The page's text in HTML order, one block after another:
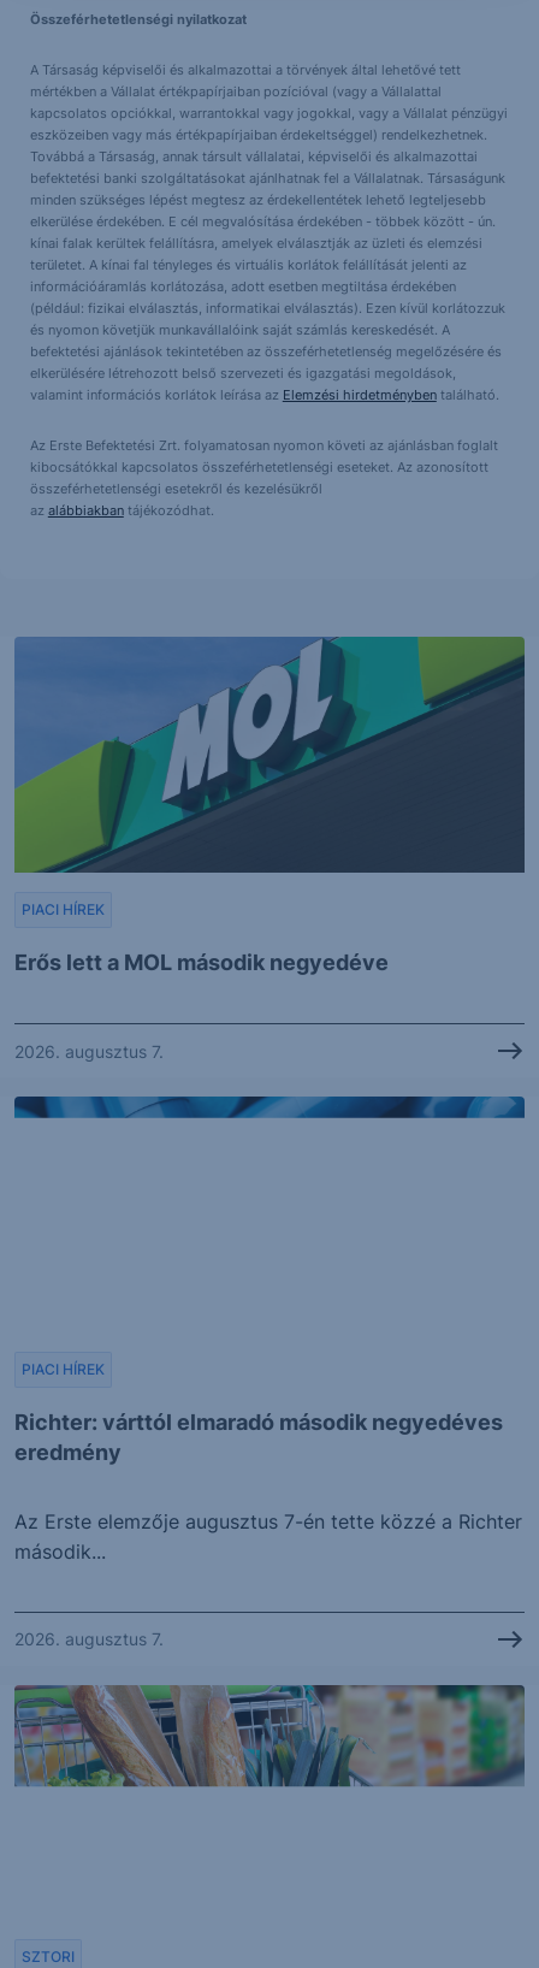
Összeférhetetlenségi nyilatkozat
A Társaság képviselői és alkalmazottai a törvények által lehetővé tett
mértékben a Vállalat értékpapírjaiban pozícióval (vagy a Vállalattal
kapcsolatos opciókkal, warrantokkal vagy jogokkal, vagy a Vállalat pénzügyi
eszközeiben vagy más értékpapírjaiban érdekeltséggel) rendelkezhetnek.
Továbbá a Társaság, annak társult vállalatai, képviselői és alkalmazottai
befektetési banki szolgáltatásokat ajánlhatnak fel a Vállalatnak. Társaságunk
minden szükséges lépést megtesz az érdekellentétek lehető legteljesebb
elkerülése érdekében. E cél megvalósítása érdekében - többek között - ún.
kínai falak kerültek felállításra, amelyek elválasztják az üzleti és elemzési
területet. A kínai fal tényleges és virtuális korlátok felállítását jelenti az
információáramlás korlátozása, adott esetben megtiltása érdekében
(például: fizikai elválasztás, informatikai elválasztás). Ezen kívül korlátozzuk
és nyomon követjük munkavállalóink saját számlás kereskedését. A
befektetési ajánlások tekintetében az összeférhetetlenség megelőzésére és
elkerülésére létrehozott belső szervezeti és igazgatási megoldások,
valamint információs korlátok leírása az Elemzési hirdetménybentalálható.
Az Erste Befektetési Zrt. folyamatosan nyomon követi az ajánlásban foglalt
kibocsátókkal kapcsolatos összeférhetetlenségi eseteket. Az azonosított
összeférhetetlenségi esetekről és kezelésükről
az alábbiakbantájékozódhat.
Erős lett a MOL második negyedéve
PIACI HÍREK
2026. augusztus 7.
Richter: várttól elmaradó második negyedéves
eredmény
PIACI HÍREK
Az Erste elemzője augusztus 7-én tette közzé a Richter
második...
2026. augusztus 7.
SZTORI